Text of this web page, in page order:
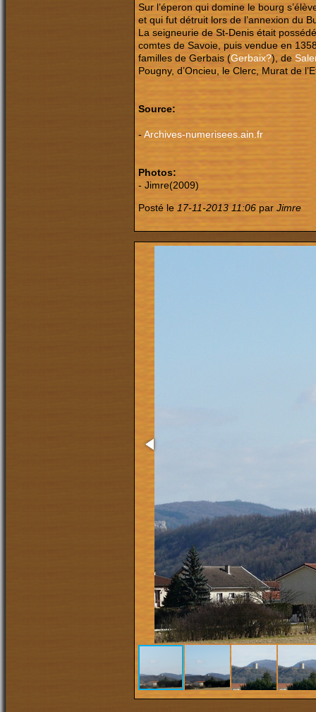
Sur l’éperon qui domine le bourg
et qui fut détruit lors de l’annexion du
La seigneurie de St-Denis était
comtes de Savoie, puis vendue en
familles de Gerbais (Gerbaix?), de
Pougny, d’Oncieu, le Clerc, Murat de
Source:
- Archives-numerisees.ain.fr
Photos:
- Jimre(2009)
Posté le 17-11-2013 11:06 par Jimre